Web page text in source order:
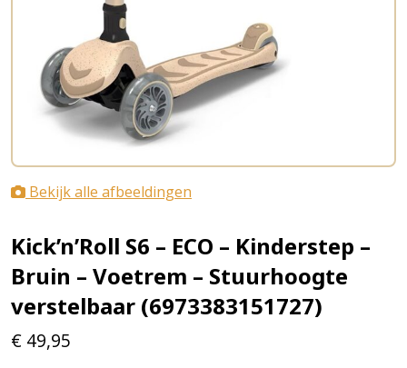
Bekijk alle afbeeldingen
Kick’n’Roll S6 – ECO – Kinderstep –
Bruin – Voetrem – Stuurhoogte
verstelbaar (6973383151727)
€ 49,95